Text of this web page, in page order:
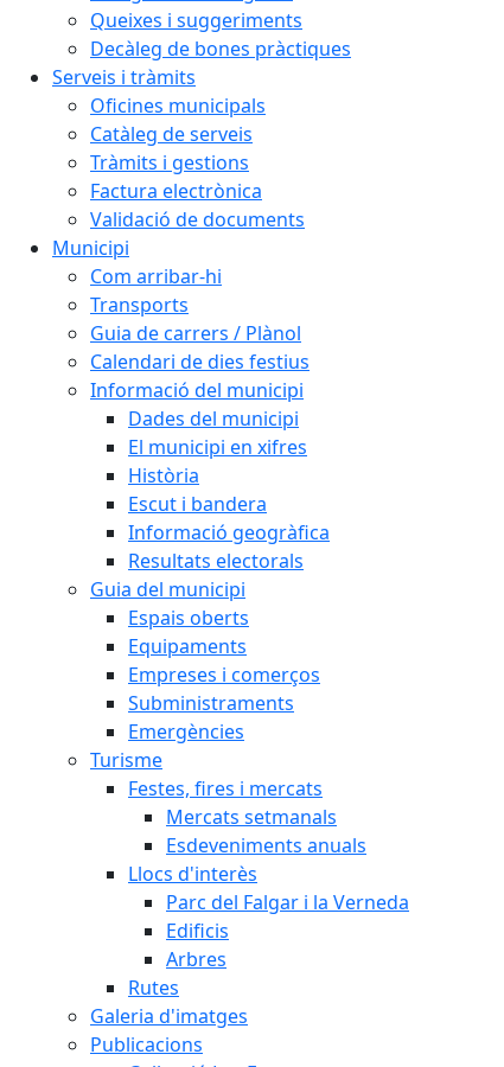
Queixes i suggeriments
Decàleg de bones pràctiques
Serveis i tràmits
Oficines municipals
Catàleg de serveis
Tràmits i gestions
Factura electrònica
Validació de documents
Municipi
Com arribar-hi
Transports
Guia de carrers / Plànol
Calendari de dies festius
Informació del municipi
Dades del municipi
El municipi en xifres
Història
Escut i bandera
Informació geogràfica
Resultats electorals
Guia del municipi
Espais oberts
Equipaments
Empreses i comerços
Subministraments
Emergències
Turisme
Festes, fires i mercats
Mercats setmanals
Esdeveniments anuals
Llocs d'interès
Parc del Falgar i la Verneda
Edificis
Arbres
Rutes
Galeria d'imatges
Publicacions